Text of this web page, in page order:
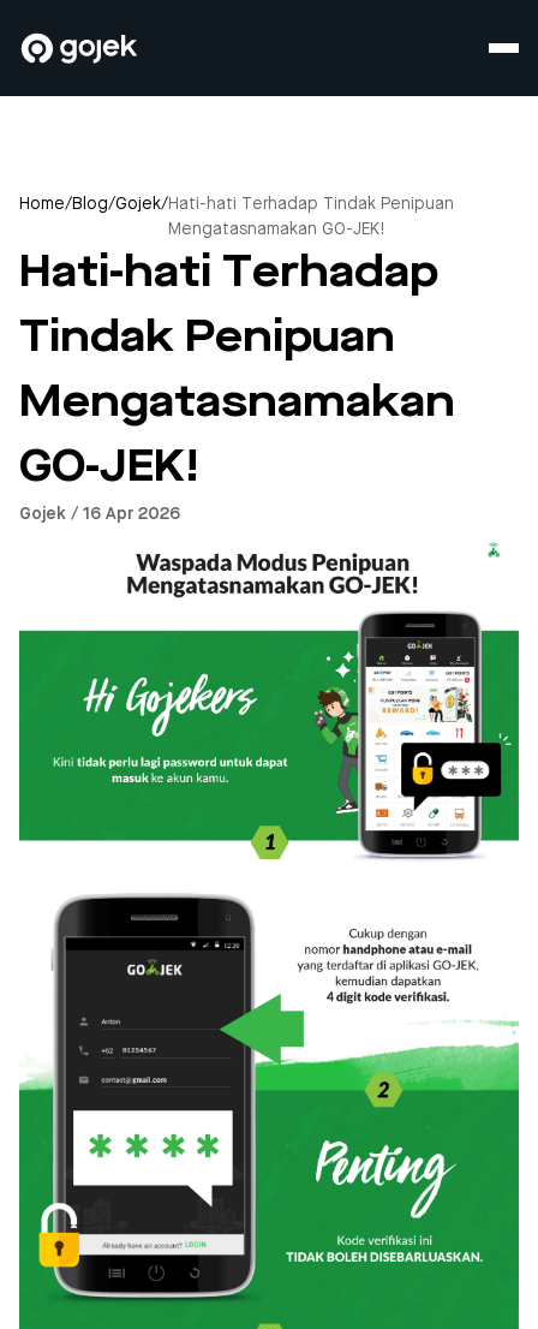
Home/Blog/Gojek/Hati-hati Terhadap Tindak Penipuan
Mengatasnamakan GO-JEK!
Hati-hati Terhadap
Tindak Penipuan
Mengatasnamakan
GO-JEK!
Gojek / 16 Apr 2026